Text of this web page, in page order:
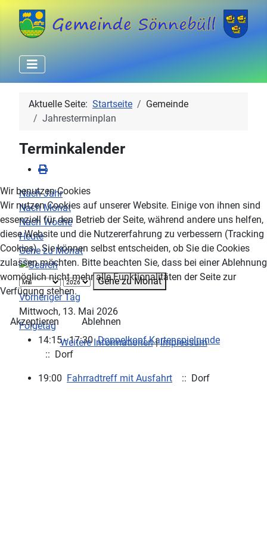
Aktuelle Seite: Startseite
Gemeinde
Jahresterminplan
Terminkalender
Nach Jahr
Nach Monat
Nach Woche
Heute
Gehe zu Monat
Gehe zu Monat
Vorheriger Tag
Mittwoch, 13. Mai 2026
Folgetag
14:15 - 17:30Doppelkopf Kartenspielrunde
:: Dorf
19:00 Fahrradtreff mit Ausfahrt :: Dorf
Wir benutzen Cookies
Wir nutzen Cookies auf unserer Website. Einige von ihnen sind
essenziell für den Betrieb der Seite, während andere uns helfen,
diese Website und die Nutzererfahrung zu verbessern (Tracking
Cookies). Sie können selbst entscheiden, ob Sie die Cookies
zulassen möchten. Bitte beachten Sie, dass bei einer Ablehnung
womöglich nicht mehr alle Funktionalitäten der Seite zur
Verfügung stehen.
Akzeptieren
Ablehnen
Weitere Informationen|Impressum